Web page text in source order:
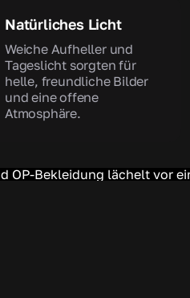
Natürliches Licht
Weiche Aufheller und
Tageslicht sorgten für
helle, freundliche Bilder
und eine offene
Atmosphäre.